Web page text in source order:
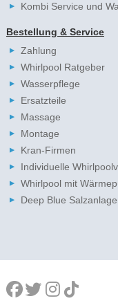
Kombi Service und
Bestellung & Service
Zahlung
Whirlpool Ratgeber
Wasserpflege
Ersatzteile
Massage
Montage
Kran-Firmen
Individuelle
Whirlpool mit
Deep Blue Salzanlage